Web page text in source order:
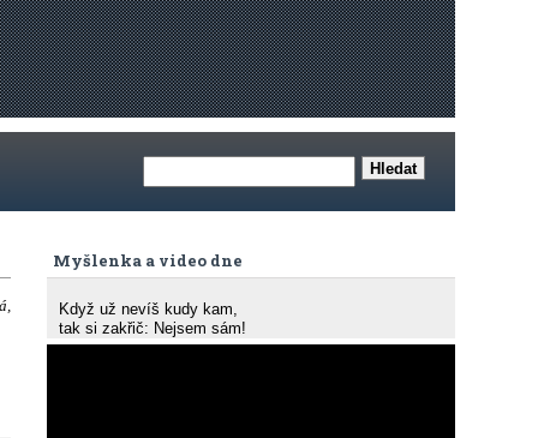
Myšlenka a video dne
Když už nevíš kudy kam,
tak si zakřič: Nejsem sám!